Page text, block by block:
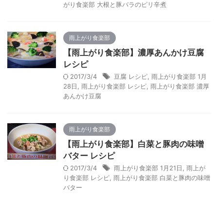
がり食楽部 大根と豚バラのピリ辛煮
雨上がり食楽部
【雨上がり食楽部】濃厚あんかけ豆腐
レシピ
2017/3/4 豆腐 レシピ 雨上がり食楽部 1月
28日
雨上がり食楽部 レシピ 雨上がり食楽部 濃厚
あんかけ豆腐
雨上がり食楽部
【雨上がり食楽部】白菜と豚肉の味噌
バター レシピ
2017/3/4 雨上がり食楽部 1月21日
雨上が
り食楽部 レシピ 雨上がり食楽部 白菜と豚肉の味噌
バター